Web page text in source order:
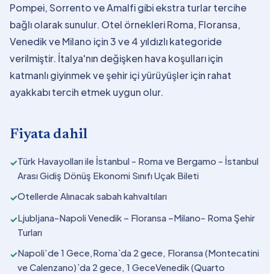
Pompei, Sorrento ve Amalfi gibi ekstra turlar tercihe
bağlı olarak sunulur. Otel örnekleri Roma, Floransa,
Venedik ve Milano için 3 ve 4 yıldızlı kategoride
verilmiştir. İtalya'nın değişken hava koşulları için
katmanlı giyinmek ve şehir içi yürüyüşler için rahat
ayakkabı tercih etmek uygun olur.
Fiyata dahil
✓Türk Havayolları ile İstanbul - Roma ve Bergamo - İstanbul
Arası Gidiş Dönüş Ekonomi Sınıfı Uçak Bileti
✓Otellerde Alınacak sabah kahvaltıları
✓Ljubljana-Napoli Venedik – Floransa –Milano- Roma Şehir
Turları
✓Napoli’de 1 Gece,Roma`da 2 gece, Floransa (Montecatini
ve Calenzano)`da 2 gece, 1 GeceVenedik (Quarto